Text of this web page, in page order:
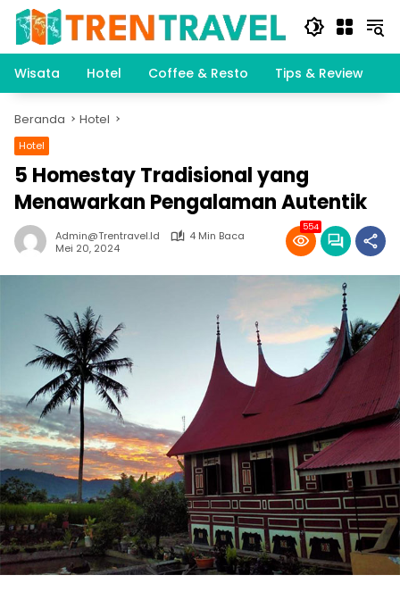
Langsung
konten
Wisata
Hotel Coffee & Resto Tips & Review
Beranda Hotel
Hotel
5 Homestay Tradisional yang
Menawarkan Pengalaman Autentik
Admin@trentravel.id
4 Min Baca
Mei 20, 2024
554